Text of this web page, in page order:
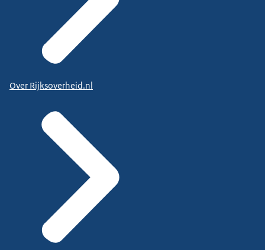
Over Rijksoverheid.nl